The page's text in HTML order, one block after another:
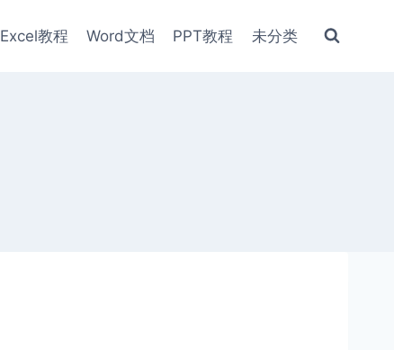
Excel教程 Word文档 PPT教程 未分类